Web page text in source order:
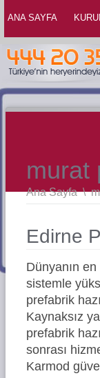
ANA SAYFA
murat
Ana Sayfa \
Edirne
Dünyanın
sistemle
prefabrik
Kaynaksız
prefabrik
sonrası
Karmod